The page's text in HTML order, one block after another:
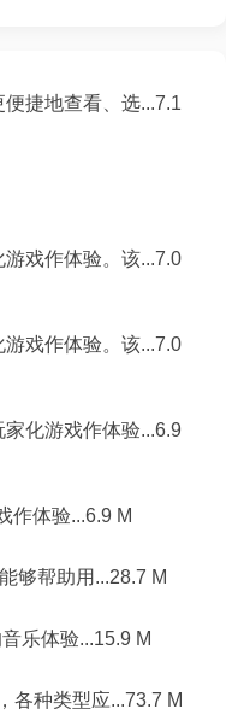
捷地查看、选...7.1
戏作体验。该...7.0
戏作体验。该...7.0
化游戏作体验...6.9
作体验...6.9 M
够帮助用...28.7 M
乐体验...15.9 M
各种类型应...73.7 M